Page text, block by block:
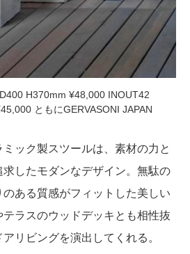
H370mm ¥48,000 INOUT42
ともにGERVASONI JAPAN
ック製スツールは、素材の力と
求したモダンなデザイン。無駄の
ある質感がフィットした美しい
ラスのウッドデッキとも相性抜
リビングを演出してくれる。